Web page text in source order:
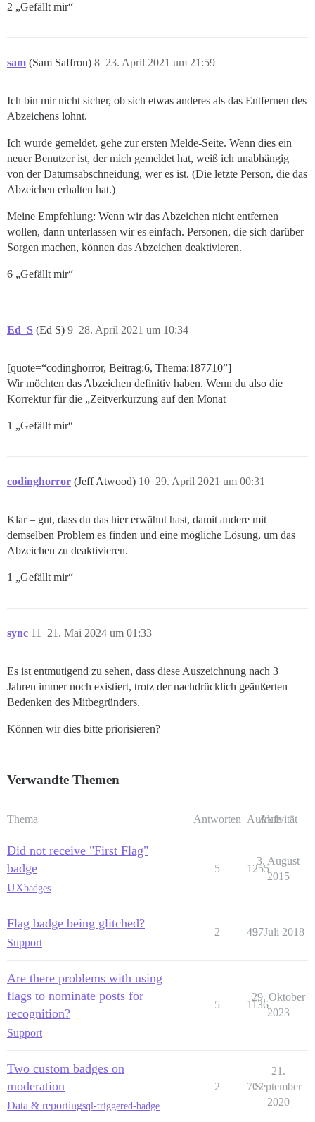
2 „Gefällt mir“
sam (Sam Saffron) 23. April 2021 um 21:59
8
Ich bin mir nicht sicher, ob sich etwas anderes als das Entfernen des
Abzeichens lohnt.
Ich wurde gemeldet, gehe zur ersten Melde-Seite. Wenn dies ein
neuer Benutzer ist, der mich gemeldet hat, weiß ich unabhängig
von der Datumsabschneidung, wer es ist. (Die letzte Person, die das
Abzeichen erhalten hat.)
Meine Empfehlung: Wenn wir das Abzeichen nicht entfernen
wollen, dann unterlassen wir es einfach. Personen, die sich darüber
Sorgen machen, können das Abzeichen deaktivieren.
6 „Gefällt mir“
Ed_S (Ed S) 28. April 2021 um 10:34
9
[quote=“codinghorror, Beitrag:6, Thema:187710”]
Wir möchten das Abzeichen definitiv haben. Wenn du also die
Korrektur für die „Zeitverkürzung auf den Monat
1 „Gefällt mir“
codinghorror (Jeff Atwood) 29. April 2021 um 00:31
10
Klar – gut, dass du das hier erwähnt hast, damit andere mit
demselben Problem es finden und eine mögliche Lösung, um das
Abzeichen zu deaktivieren.
1 „Gefällt mir“
sync 21. Mai 2024 um 01:33
11
Es ist entmutigend zu sehen, dass diese Auszeichnung nach 3
Jahren immer noch existiert, trotz der nachdrücklich geäußerten
Bedenken des Mitbegründers.
Können wir dies bitte priorisieren?
Verwandte Themen
Thema Antworten Aufrufe
Aktivität
Did not receive "First Flag"
badge
UXbadges
5 1255
3. August
2015
Flag badge being glitched?
Support
2 437
9. Juli 2018
Are there problems with using
flags to nominate posts for
recognition?
Support
5 1136
29. Oktober
2023
Two custom badges on
moderation
Data & reportingsql-triggered-badge
2 707
21.
September
2020